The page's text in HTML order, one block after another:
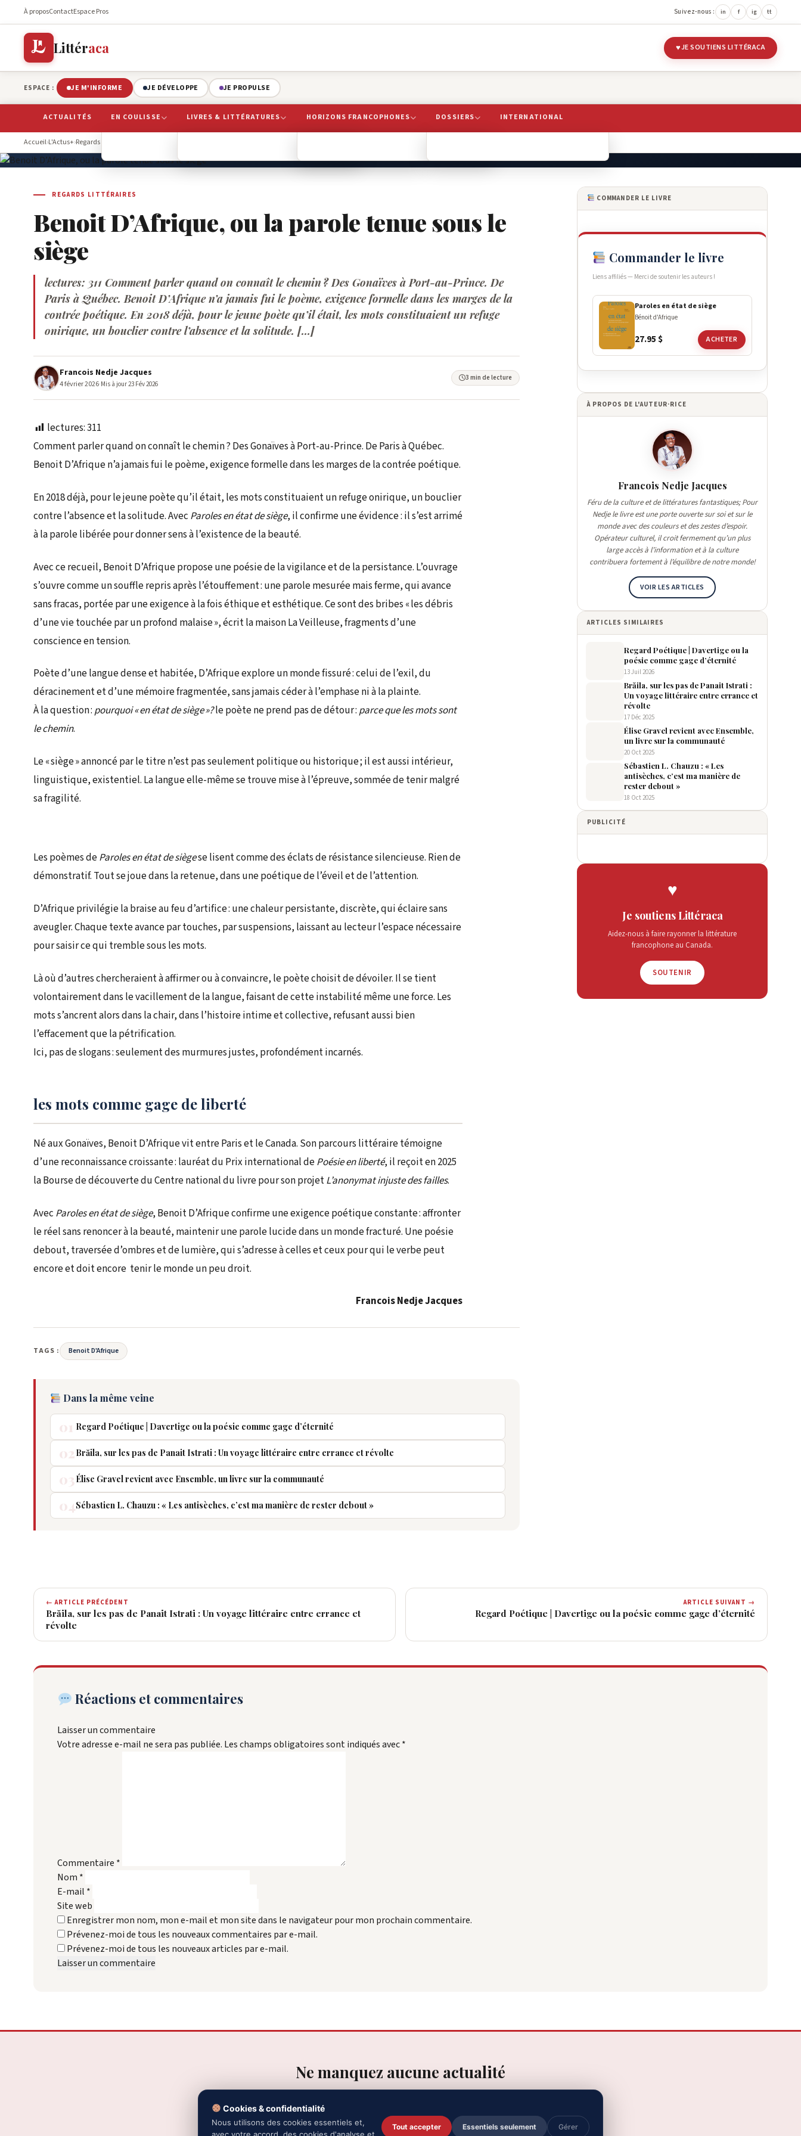
À proposContactEspace Pros Suivez-nous : in f ig tt
Littéraca JE SOUTIENS LITTÉRACA
ESPACE : JE M'INFORME JE DÉVELOPPE JE PROPULSE
ACTUALITÉS EN COULISSE LIVRES & LITTÉRATURES HORIZONS FRANCOPHONES DOSSIERS INTERNATIONAL
Accueil›L'Actus+›Regards Littéraires
REGARDS LITTÉRAIRES
Benoit D’Afrique, ou la parole tenue sous le
siège
lectures: 311 Comment parler quand on connaît le chemin ? Des Gonaïves à Port-au-Prince. De
Paris à Québec. Benoit D’Afrique n’a jamais fui le poème, exigence formelle dans les marges de la
contrée poétique. En 2018 déjà, pour le jeune poète qu’il était, les mots constituaient un refuge
onirique, un bouclier contre l’absence et la solitude. […]
Francois Nedje Jacques
4 février 2026·Mis à jour 23 Fév 2026
3 min de lecture
lectures:311
Comment parler quand on connaît le chemin ? Des Gonaïves à Port-au-Prince. De Paris à Québec.
Benoit D’Afrique n’a jamais fui le poème, exigence formelle dans les marges de la contrée poétique.
En 2018 déjà, pour le jeune poète qu’il était, les mots constituaient un refuge onirique, un bouclier
contre l’absence et la solitude. Avec Paroles en état de siège, il confirme une évidence : il s’est arrimé
à la parole libérée pour donner sens à l’existence de la beauté.
Avec ce recueil, Benoit D’Afrique propose une poésie de la vigilance et de la persistance. L’ouvrage
s’ouvre comme un souffle repris après l’étouffement : une parole mesurée mais ferme, qui avance
sans fracas, portée par une exigence à la fois éthique et esthétique. Ce sont des bribes « les débris
d’une vie touchée par un profond malaise », écrit la maison La Veilleuse, fragments d’une
conscience en tension.
Poète d’une langue dense et habitée, D’Afrique explore un monde fissuré : celui de l’exil, du
déracinement et d’une mémoire fragmentée, sans jamais céder à l’emphase ni à la plainte.
À la question : pourquoi «enétat de siège»?le poète ne prend pas de détour : parce que les mots sont
le chemin.
Le « siège » annoncé par le titre n’est pas seulement politique ou historique ; il est aussi intérieur,
linguistique, existentiel. La langue elle-même se trouve mise à l’épreuve, sommée de tenir malgré
sa fragilité.
Les poèmes deParoles en état de siègese lisent comme des éclats de résistance silencieuse. Rien de
démonstratif. Tout se joue dans la retenue, dans une poétique de l’éveil et de l’attention.
D’Afrique privilégie la braise au feu d’artifice : une chaleur persistante, discrète, qui éclaire sans
aveugler. Chaque texte avance par touches, par suspensions, laissant au lecteur l’espace nécessaire
pour saisir ce qui tremble sous les mots.
Là où d’autres chercheraient à affirmer ou à convaincre, le poète choisit de dévoiler. Il se tient
volontairement dans le vacillement de la langue, faisant de cette instabilité même une force. Les
mots s’ancrent alors dans la chair, dans l’histoire intime et collective, refusant aussi bien
l’effacement que la pétrification.
Ici, pas de slogans : seulement des murmures justes, profondément incarnés.
les mots comme gage de liberté
Né aux Gonaïves, Benoit D’Afrique vit entre Paris et le Canada. Son parcours littéraire témoigne
d’une reconnaissance croissante : lauréat du Prix international dePoésie en liberté, il reçoit en 2025
la Bourse de découverte du Centre national du livre pour son projetL’anonymat injuste des failles.
Avec Paroles en état de siège, Benoit D’Afrique confirme une exigence poétique constante : affronter
le réel sans renoncer à la beauté, maintenir une parole lucide dans un monde fracturé. Une poésie
debout, traversée d’ombres et de lumière, qui s’adresse à celles et ceux pour qui le verbe peut
encore et doit encore tenir le monde un peu droit.
Francois Nedje Jacques
TAGS : Benoit D'Afrique
Dans la même veine
Regard Poétique | Davertige ou la poésie comme gage d’éternité
Brăila, sur les pas de Panait Istrati : Un voyage littéraire entre errance et révolte
Élise Gravel revient avec Ensemble, un livre sur la communauté
Sébastien L. Chauzu : « Les antisèches, c’est ma manière de rester debout »
COMMANDER LE LIVRE
Commander le livre
Liens affiliés — Merci de soutenir les auteurs !
Paroles en état de siège
Bénoit d'Afrique
27.95$ ACHETER
À PROPOS DE L'AUTEUR·RICE
Francois Nedje Jacques
Féru de la culture et de littératures fantastiques; Pour
Nedje le livre est une porte ouverte sur soi et sur le
monde avec des couleurs et des zestes d’espoir.
Opérateur culturel, il croit fermement qu’un plus
large accès à l’information et à la culture
contribuera fortement à l’équilibre de notre monde!
VOIR LES ARTICLES
ARTICLES SIMILAIRES
Regard Poétique | Davertige ou la
poésie comme gage d’éternité
13 Juil 2026
Brăila, sur les pas de Panait Istrati :
Un voyage littéraire entre errance et
révolte
17 Déc 2025
Élise Gravel revient avec Ensemble,
un livre sur la communauté
20 Oct 2025
Sébastien L. Chauzu : « Les
antisèches, c’est ma manière de
rester debout »
18 Oct 2025
PUBLICITÉ
♥
Je soutiens Littéraca
Aidez-nous à faire rayonner la littérature
francophone au Canada.
SOUTENIR
← ARTICLE PRÉCÉDENT
Brăila, sur les pas de Panait Istrati : Un voyage littéraire entre errance et
révolte
ARTICLE SUIVANT →
Regard Poétique | Davertige ou la poésie comme gage d’éternité
Réactions et commentaires
Laisser un commentaire
Votre adresse e-mail ne sera pas publiée. Les champs obligatoires sont indiqués avec*
Commentaire *
Nom *
E-mail *
Site web
Enregistrer mon nom, mon e-mail et mon site dans le navigateur pour mon prochain commentaire.
Prévenez-moi de tous les nouveaux commentaires par e-mail.
Prévenez-moi de tous les nouveaux articles par e-mail.
Ne manquez aucune actualité
Cookies & confidentialité
Nous utilisons des cookies essentiels et,
Tout accepter Essentiels seulement Gérer